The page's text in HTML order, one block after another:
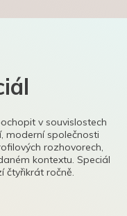
v souvislostech
moderní společnosti
rozhovorech,
kontextu. Speciál
čtyřikrát ročně.